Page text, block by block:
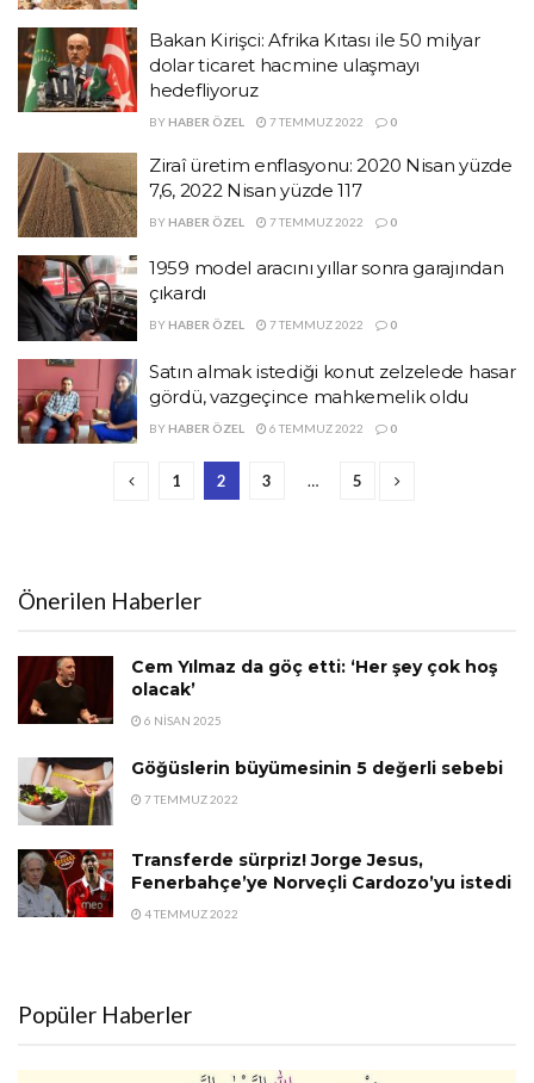
Bakan Kirişci: Afrika Kıtası ile 50 milyar
dolar ticaret hacmine ulaşmayı
hedefliyoruz
BY HABER ÖZEL 7 TEMMUZ 2022 0
Ziraî üretim enflasyonu: 2020 Nisan yüzde
7,6, 2022 Nisan yüzde 117
BY HABER ÖZEL 7 TEMMUZ 2022 0
1959 model aracını yıllar sonra garajından
çıkardı
BY HABER ÖZEL 7 TEMMUZ 2022 0
Satın almak istediği konut zelzelede hasar
gördü, vazgeçince mahkemelik oldu
BY HABER ÖZEL 6 TEMMUZ 2022 0
1 2 3 … 5
Önerilen Haberler
Cem Yılmaz da göç etti: ‘Her şey çok hoş
olacak’
6 NISAN 2025
Göğüslerin büyümesinin 5 değerli sebebi
7 TEMMUZ 2022
Transferde sürpriz! Jorge Jesus,
Fenerbahçe’ye Norveçli Cardozo’yu istedi
4 TEMMUZ 2022
Popüler Haberler